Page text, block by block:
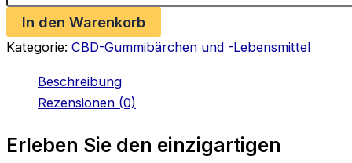
Gummies
Mango
Menge
In den Warenkorb
Kategorie: CBD-Gummibärchen und -Lebensmittel
Beschreibung
Rezensionen (0)
Erleben Sie den einzigartigen